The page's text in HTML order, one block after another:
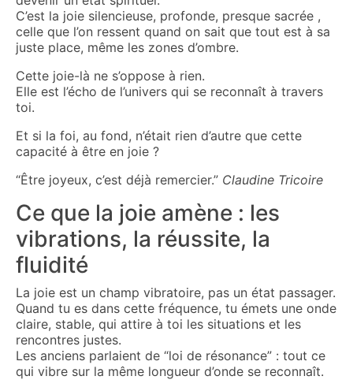
C’est la joie silencieuse, profonde, presque sacrée ,
celle que l’on ressent quand on sait que tout est à sa
juste place, même les zones d’ombre.
Cette joie-là ne s’oppose à rien.
Elle est l’écho de l’univers qui se reconnaît à travers
toi.
Et si la foi, au fond, n’était rien d’autre que cette
capacité à être en joie ?
“Être joyeux, c’est déjà remercier.” Claudine Tricoire
Ce que la joie amène : les
vibrations, la réussite, la
fluidité
La joie est un champ vibratoire, pas un état passager.
Quand tu es dans cette fréquence, tu émets une onde
claire, stable, qui attire à toi les situations et les
rencontres justes.
Les anciens parlaient de “loi de résonance” : tout ce
qui vibre sur la même longueur d’onde se reconnaît.